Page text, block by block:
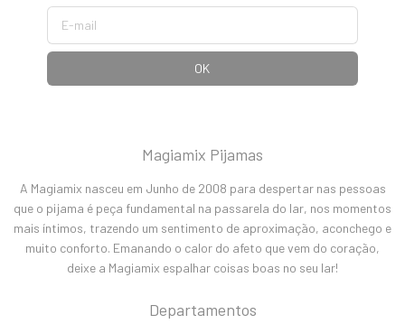
Magiamix Pijamas
A Magiamix nasceu em Junho de 2008 para despertar nas pessoas
que o pijama é peça fundamental na passarela do lar, nos momentos
mais íntimos, trazendo um sentimento de aproximação, aconchego e
muito conforto. Emanando o calor do afeto que vem do coração,
deixe a Magiamix espalhar coisas boas no seu lar!
Departamentos